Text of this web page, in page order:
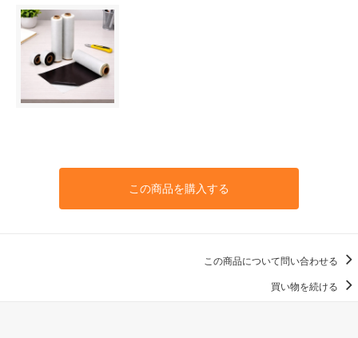
この商品を購入する
この商品について問い合わせる
買い物を続ける